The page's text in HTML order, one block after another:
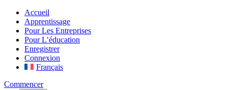
Accueil
Apprentissage
Pour Les Entreprises
Pour L’éducation
Enregistrer
Connexion
Français
Commencer